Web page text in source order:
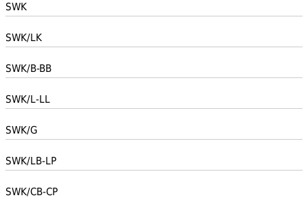
SWK
SWK/LK
SWK/B-BB
SWK/L-LL
SWK/G
SWK/LB-LP
SWK/CB-CP